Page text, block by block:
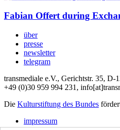
Fabian Offert during
über
presse
newsletter
telegram
transmediale e.V., Gerichtstr. 35, D-
+49 (0)30 959 994 231,
Die Kulturstiftung des Bundes
impressum